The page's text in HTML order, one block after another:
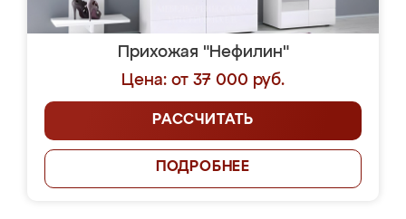
Прихожая "Нефилин"
Цена: от 37 000 руб.
РАССЧИТАТЬ
ПОДРОБНЕЕ